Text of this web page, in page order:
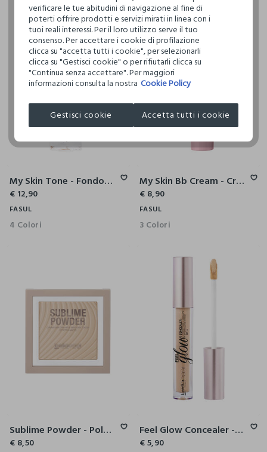
My Skin Tone - Fondotinta Universale
€ 12,90
FASUL
4 Colori
My Skin Bb Cream - Crema Colorata
€ 8,90
FASUL
3 Colori
Sublime Powder - Polvere Opacizzante Sensory Touch Effetto Shine Poreless
€ 8,50
Feel Glow Concealer - Correttore Illuminante
€ 5,90
verificare le tue abitudini di navigazione al fine di
poterti offrire prodotti e servizi mirati in linea con i
tuoi reali interessi. Per il loro utilizzo serve il tuo
consenso. Per accettare i cookie di profilazione
clicca su "accetta tutti i cookie", per selezionarli
clicca su "Gestisci cookie" o per rifiutarli clicca su
"Continua senza accettare". Per maggiori
informazioni consulta la nostra Cookie Policy
Gestisci cookie Accetta tutti i cookie